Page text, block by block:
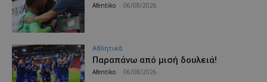
Afentiko 06/08/2026
Αθλητικά
Παραπάνω από μισή δουλειά!
Afentiko 06/08/2026